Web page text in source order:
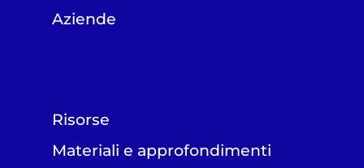
Aziende
Risorse
Materiali e approfondimenti